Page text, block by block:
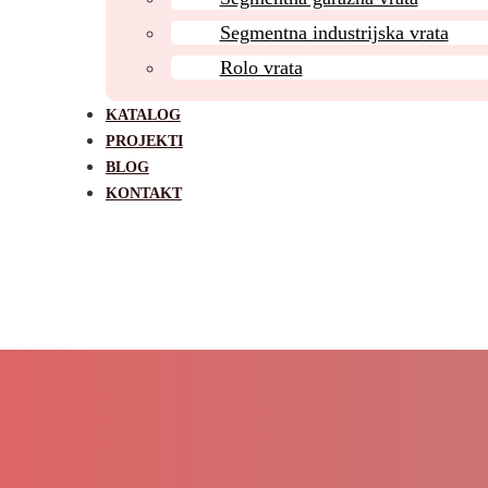
Segmentna industrijska vrata
Rolo vrata
KATALOG
PROJEKTI
BLOG
KONTAKT